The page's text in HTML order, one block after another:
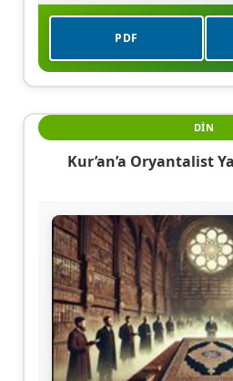
PDF
DIN
Kur’an’a Oryantalist